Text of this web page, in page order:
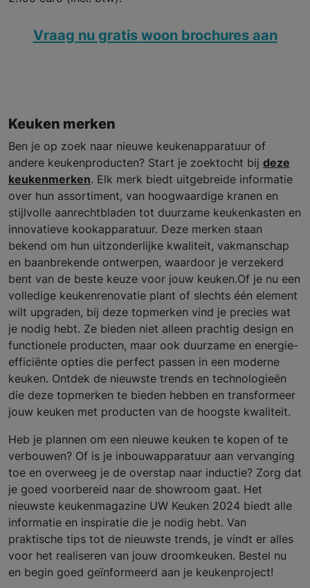
Vraag nu gratis woon brochures aan
Keuken merken
Ben je op zoek naar nieuwe keukenapparatuur of
andere keukenproducten? Start je zoektocht bij deze
keukenmerken. Elk merk biedt uitgebreide informatie
over hun assortiment, van hoogwaardige kranen en
stijlvolle aanrechtbladen tot duurzame keukenkasten en
innovatieve kookapparatuur. Deze merken staan
bekend om hun uitzonderlijke kwaliteit, vakmanschap
en baanbrekende ontwerpen, waardoor je verzekerd
bent van de beste keuze voor jouw keuken.Of je nu een
volledige keukenrenovatie plant of slechts één element
wilt upgraden, bij deze topmerken vind je precies wat
je nodig hebt. Ze bieden niet alleen prachtig design en
functionele producten, maar ook duurzame en energie-
efficiënte opties die perfect passen in een moderne
keuken. Ontdek de nieuwste trends en technologieën
die deze topmerken te bieden hebben en transformeer
jouw keuken met producten van de hoogste kwaliteit.
Heb je plannen om een nieuwe keuken te kopen of te
verbouwen? Of is je inbouwapparatuur aan vervanging
toe en overweeg je de overstap naar inductie? Zorg dat
je goed voorbereid naar de showroom gaat. Het
nieuwste keukenmagazine UW Keuken 2024 biedt alle
informatie en inspiratie die je nodig hebt. Van
praktische tips tot de nieuwste trends, je vindt er alles
voor het realiseren van jouw droomkeuken. Bestel nu
en begin goed geïnformeerd aan je keukenproject!